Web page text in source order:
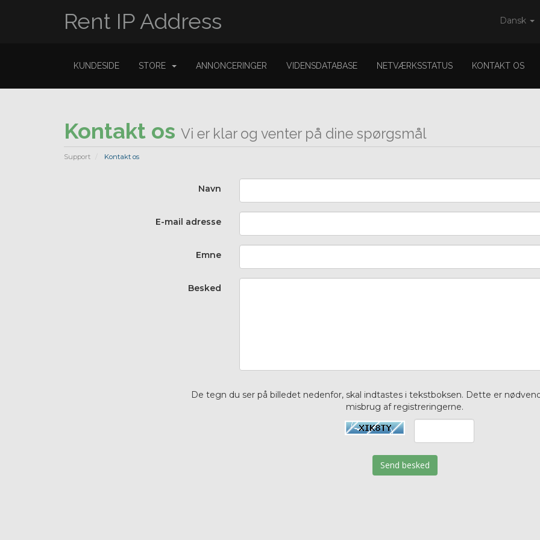
Dansk
Rent IP Address
KUNDESIDE STORE ANNONCERINGER VIDENSDATABASE NETVÆRKSSTATUS KONTAKT OS
Kontakt os Vi er klar og venter på dine spørgsmål
Support Kontakt os
Navn
E-mail adresse
Emne
Besked
De tegn du ser på billedet nedenfor, skal indtastes i tekstboksen. Dette er
misbrug af registreringerne.
Send besked